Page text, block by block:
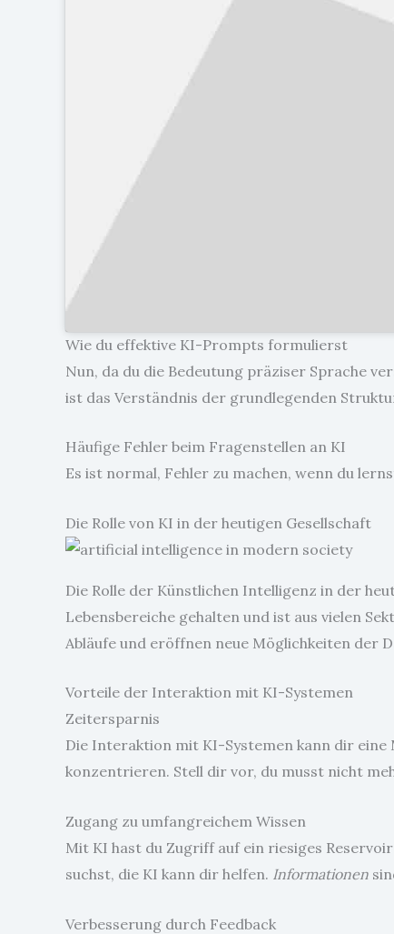
Wie du effektive KI-Prompts formulierst
Nun, da du die Bedeutung präziser Sprache
ist das Verständnis der grundlegenden
Häufige Fehler beim Fragenstellen an KI
Es ist normal, Fehler zu machen, wenn du
Die Rolle von KI in der heutigen Gesellschaft
Die Rolle der Künstlichen Intelligenz in der
Lebensbereiche gehalten und ist aus vielen
Abläufe und eröffnen neue Möglichkeiten der
Vorteile der Interaktion mit KI-Systemen
Zeitersparnis
Die Interaktion mit KI-Systemen kann dir eine
konzentrieren. Stell dir vor, du musst nicht
Zugang zu umfangreichem Wissen
Mit KI hast du Zugriff auf ein riesiges
suchst, die KI kann dir helfen. Informationen
Verbesserung durch Feedback